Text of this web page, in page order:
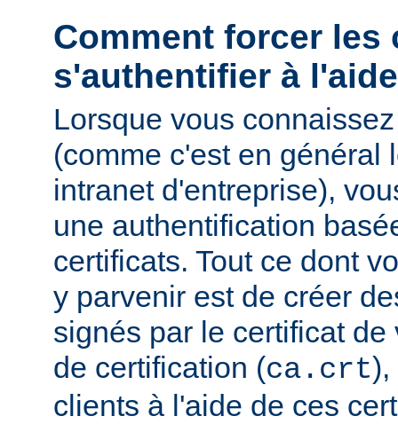
Comment forcer les
s'authentifier à
Lorsque vous
(comme c'est en général
intranet d'entreprise),
une authentification
certificats. Tout ce dont
y parvenir est de créer
signés par le certificat
de certification (ca.crt),
clients à l'aide de ces